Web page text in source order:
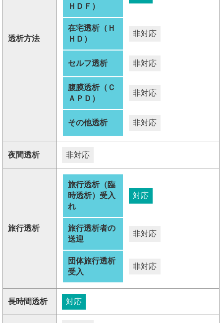
透析方法
ＨＤＦ）
在宅透析（Ｈ
ＨＤ）
非対応
セルフ透析 非対応
腹膜透析（Ｃ
ＡＰＤ）
非対応
その他透析 非対応
夜間透析 非対応
旅行透析
旅行透析（臨
時透析）受入
れ
対応
旅行透析者の
送迎
非対応
団体旅行透析
受入
非対応
長時間透析 対応